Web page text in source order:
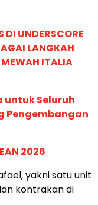
UNDERSCORE
LANGKAH
ITALIA
untuk Seluruh
Pengembangan
2026
yakni satu unit
kontrakan di